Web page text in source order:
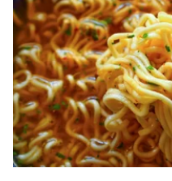
KÖZÉLET
ÉLETMÓD
BESZÉLGETÉSEK
VIDEÓ
GASZTRO